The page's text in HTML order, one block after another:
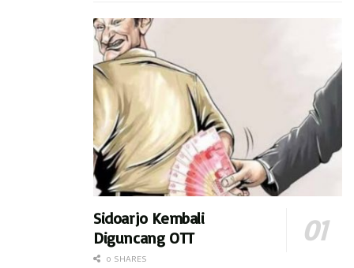
Keempat, pihaknya setuju Golkar tetap mengawal 14
Program Subandi – Mimik. tapi Indikasi ke arah untuk tidak
tercapainy 14 Program ini sudah mulai tampak indikatornya.
Terlebih bila Bupati terus berkonflik dengan DPRD .
Kelima, upaya Golkar untuk tetap berkomunikasi sangat
Sidoarjo Kembali
Diguncang OTT
0 SHARES